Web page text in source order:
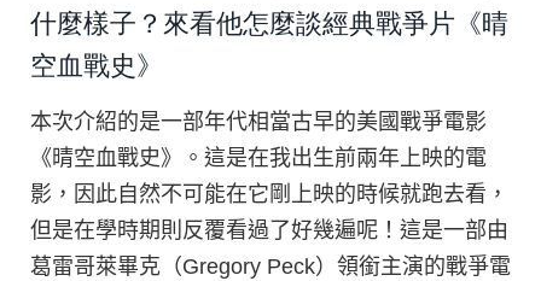
什麼樣子？來看他怎麼談經典戰爭片《晴
空血戰史》
本次介紹的是一部年代相當古早的美國戰爭電影
《晴空血戰史》。這是在我出生前兩年上映的電
影，因此自然不可能在它剛上映的時候就跑去看，
但是在學時期則反覆看過了好幾遍呢！這是一部由
葛雷哥萊畢克（Gregory Peck）領銜主演的戰爭電